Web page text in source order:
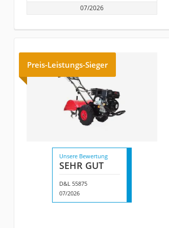
07/2026
Preis-Leistungs-Sieger
Unsere Bewertung
SEHR GUT
D&L 55875
07/2026